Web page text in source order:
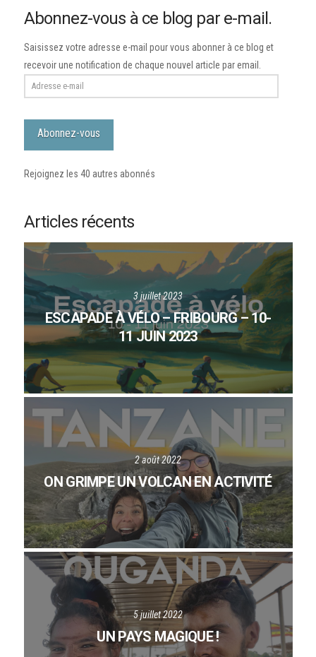
Abonnez-vous à ce blog par e-mail.
Saisissez votre adresse e-mail pour vous abonner à ce blog et
recevoir une notification de chaque nouvel article par email.
Adresse
e-
mail
Abonnez-vous
Rejoignez les 40 autres abonnés
Articles récents
3 juillet 2023
ESCAPADE À VÉLO – FRIBOURG – 10-
11 JUIN 2023
2 août 2022
ON GRIMPE UN VOLCAN EN ACTIVITÉ
5 juillet 2022
UN PAYS MAGIQUE !